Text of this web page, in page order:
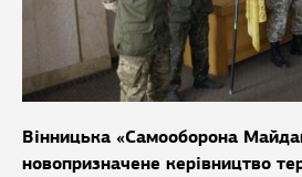
Вінницька «Самооборона
новопризначене керівництво